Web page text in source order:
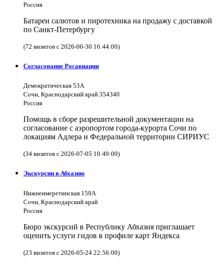
Россия
Батареи салютов и пиротехника на продажу с доставкой
по Санкт-Петербургу
(72 визитов с 2026-06-30 16:44:00)
Согласование Росавиации
Демократическая 53А
Сочи, Краснодарский край 354340
Россия
Помощь в сборе разрешительной документации на
согласование с аэропортом города-курорта Сочи по
локациям Адлера и Федеральной территории СИРИУС
(34 визитов с 2026-07-05 10:49:00)
Экскурсии в Абхазию
Нижнеимеретинская 159А
Сочи, Краснодарский край
Россия
Бюро экскурсий в Республику Абхазия приглашает
оценить услуги гидов в профиле карт Яндекса
(23 визитов с 2026-05-24 22:56:00)